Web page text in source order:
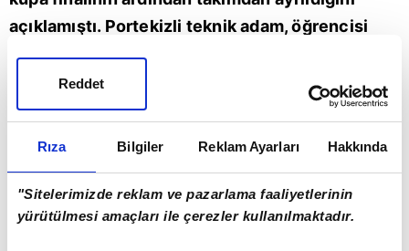
Rıza Bilgiler Reklam Ayarları Hakkında
"Sitelerimizde reklam ve pazarlama faaliyetlerinin
yürütülmesi amaçları ile çerezler kullanılmaktadır.
Reddet
açıklamıştı. Portekizli teknik adam, öğrencisi
Arda Güler'le vedalaştı. Bu esnada hocasına
İngilizce "Where you go?" (Nereye gidiyorsun?)
diyen genç yıldızın bu anları sosyal medyada
Portekiz